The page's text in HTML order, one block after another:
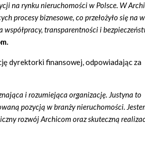
na rynku nieruchomości w Polsce. W
procesy biznesowe, co przełożyło się na
transparentności i
dyrektorki finansowej, odpowiadając za
i rozumiejąca organizację. Justyna to
pozycją w branży nieruchomości.
rozwój Archicom oraz skuteczną